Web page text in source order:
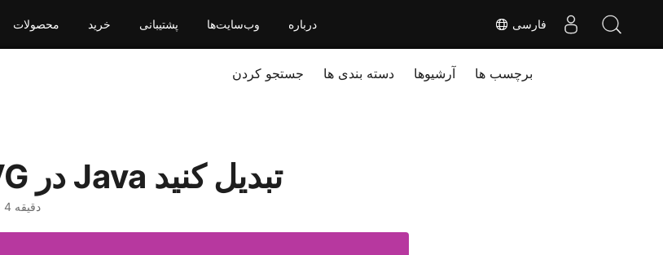
فارسی محصولات خرید پشتیبانی وب‌سایت‌ها درباره
جستجو کردن دسته بندی ها آرشیوها برچسب ها
DXF را به SVG در Java تبدیل کنید
‎ · Farhan raza · 4 دقیقه